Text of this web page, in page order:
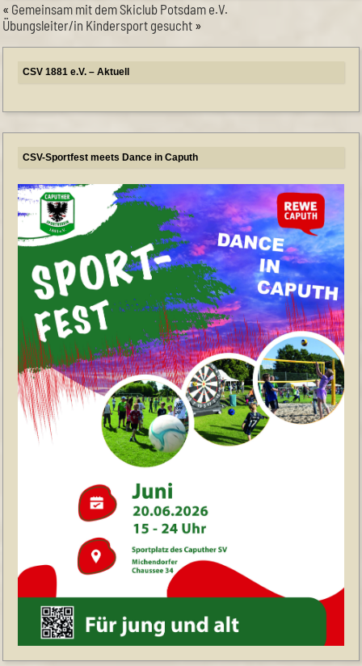
« Gemeinsam mit dem Skiclub Potsdam e.V.
Übungsleiter/in Kindersport gesucht »
CSV 1881 e.V. – Aktuell
CSV-Sportfest meets Dance in Caputh